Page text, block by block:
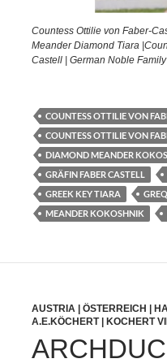
Countess Ottilie von Faber-
Meander Diamond Tiara
Castell | German Noble Family
COUNTESS OTTILIE VON
COUNTESS OTTILIE VON
DIAMOND MEANDER
GRÄFIN FABER CASTELL
GREEK KEY TIARA
MEANDER KOKOSHNIK
AUSTRIA | ÖSTERREICH |
A.E.KÖCHERT | KOCHERT